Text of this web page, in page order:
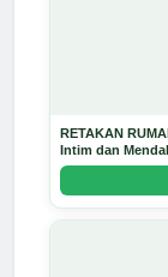
RETAKAN
Intim dan